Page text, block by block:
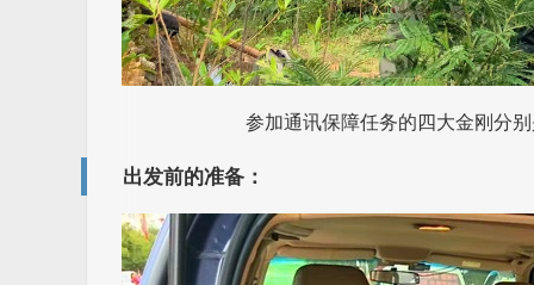
参加通讯保障任务的四大金刚分
出发前的准备：